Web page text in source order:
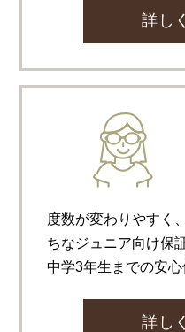
詳し
度数が変わりやすく
ちなジュニア向け保
中学3年生までの安心
詳し